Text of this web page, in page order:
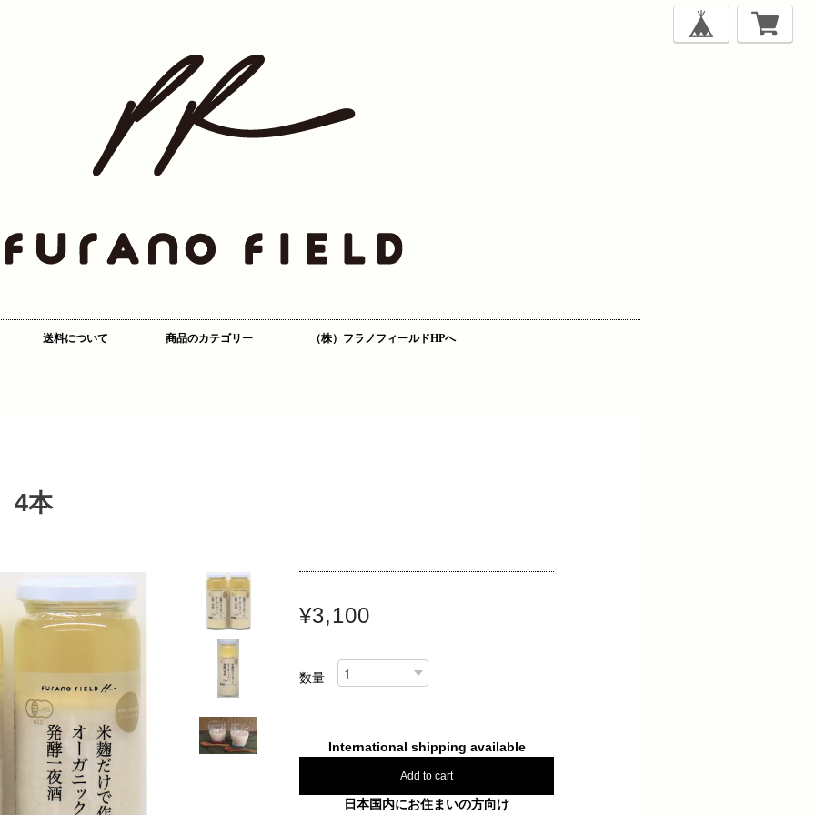
送料について 商品のカテゴリー （株）フラノフィールドHPへ
4本
¥3,100
数量
International shipping available
Add to cart
日本国内にお住まいの方向け